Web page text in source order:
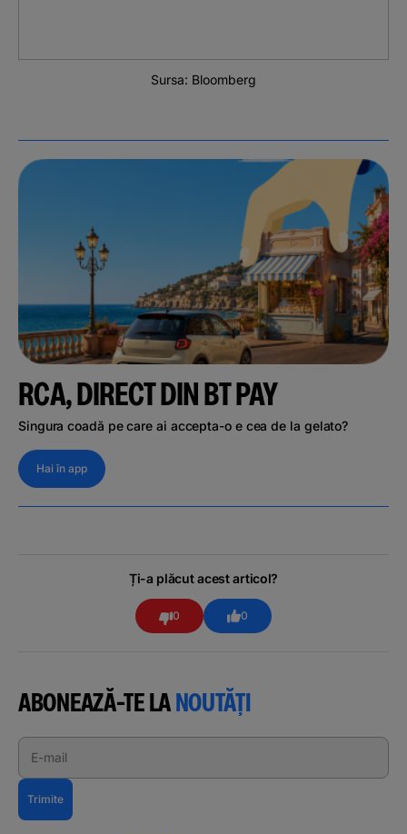
Sursa: Bloomberg
RCA, DIRECT DIN BT PAY
Singura coadă pe care ai accepta-o e cea de la gelato?
Hai în app
Ți-a plăcut acest articol?
0 0
ABONEAZĂ-TE LANOUTĂȚI
E-mail
Trimite